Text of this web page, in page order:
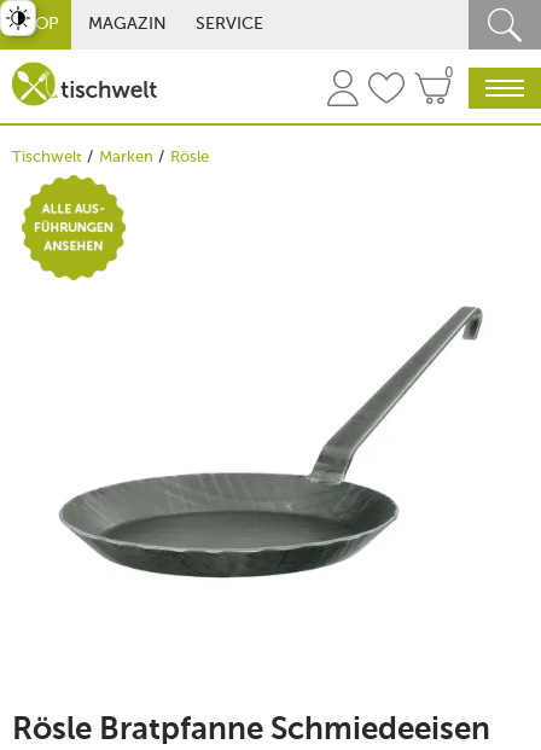
SHOP MAGAZIN SERVICE
0
Tischwelt Marken Rösle
Rösle Bratpfanne Schmiedeeisen
umschalten